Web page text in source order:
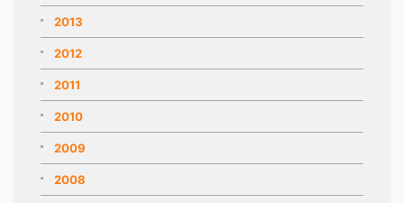
2013
2012
2011
2010
2009
2008